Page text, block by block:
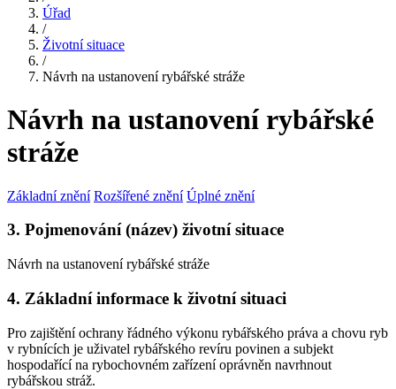
Úřad
/
Životní situace
/
Návrh na ustanovení rybářské stráže
Návrh na ustanovení rybářské
stráže
Základní znění Rozšířené znění Úplné znění
3. Pojmenování (název) životní situace
Návrh na ustanovení rybářské stráže
4. Základní informace k životní situaci
Pro zajištění ochrany řádného výkonu rybářského práva a chovu ryb
v rybnících je uživatel rybářského revíru povinen a subjekt
hospodařící na rybochovném zařízení oprávněn navrhnout
rybářskou stráž.